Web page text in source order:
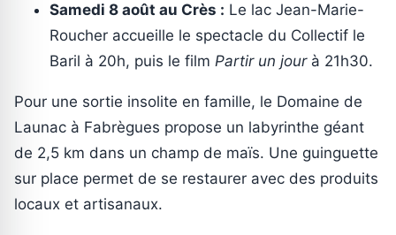
Samedi 8 août au Crès : Le lac Jean-Marie-
Roucher accueille le spectacle du Collectif le
Baril à 20h, puis le film Partir un jourà 21h30.
Pour une sortie insolite en famille, le Domaine de
Launac à Fabrègues propose un labyrinthe géant
de 2,5 km dans un champ de maïs. Une guinguette
sur place permet de se restaurer avec des produits
locaux et artisanaux.